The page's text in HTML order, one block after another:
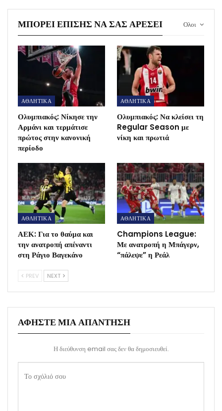
Ολοι
ΜΠΟΡΕΊ ΕΠΊΣΗΣ ΝΑ ΣΑΣ ΑΡΈΣΕΙ
ΑΘΛΗΤΙΚΑ
Ολυμπιακός: Νίκησε την
Αρμάνι και τερμάτισε
πρώτος στην κανονική
περίοδο
ΑΘΛΗΤΙΚΑ
Ολυμπιακός: Να κλείσει τη
Regular Season με
νίκη και πρωτιά
ΑΘΛΗΤΙΚΑ
ΑΕΚ: Για το θαύμα και
την ανατροπή απέναντι
στη Ράγιο Βαγεκάνο
ΑΘΛΗΤΙΚΑ
Champions League:
Με ανατροπή η Μπάγερν,
“πάλεψε” η Ρεάλ
PREV NEXT
ΑΦΉΣΤΕ ΜΙΑ ΑΠΆΝΤΗΣΗ
Η διεύθυνση email σας δεν θα δημοσιευθεί.